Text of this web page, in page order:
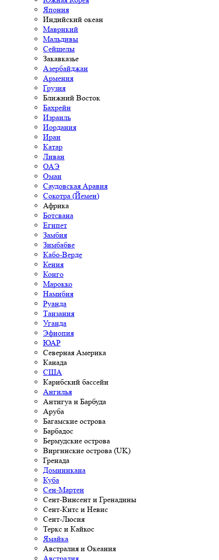
Япония
Индийский океан
Маврикий
Мальдивы
Сейшелы
Закавказье
Азербайджан
Армения
Грузия
Ближний Восток
Бахрейн
Израиль
Иордания
Иран
Катар
Ливан
ОАЭ
Оман
Саудовская Аравия
Сокотра (Йемен)
Африка
Ботсвана
Египет
Замбия
Зимбабве
Кабо-Верде
Кения
Конго
Марокко
Намибия
Руанда
Танзания
Уганда
Эфиопия
ЮАР
Северная Америка
Канада
США
Карибский бассейн
Ангилья
Антигуа и Барбуда
Аруба
Багамские острова
Барбадос
Бермудские острова
Виргинские острова (UK)
Гренада
Доминикана
Куба
Сен-Мартен
Сент-Винсент и Гренадины
Сент-Китс и Невис
Сент-Люсия
Теркс и Кайкос
Ямайка
Австралия и Океания